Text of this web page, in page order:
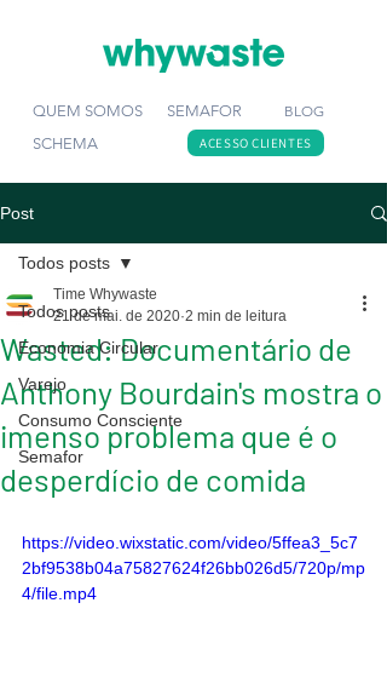
QUEM SOMOS SEMAFOR
BLOG
SCHEMA
ACESSO CLIENTES
Post
Todos posts
Economia Circular
Varejo
Consumo Consciente
Semafor
Todos posts
Wasted: Documentário de
Anthony Bourdain's mostra o
imenso problema que é o
desperdício de comida
Time Whywaste
21 de mai. de 2020 2 min de leitura
https://video.wixstatic.com/video/5ffea3_5c7
2bf9538b04a75827624f26bb026d5/720p/mp
4/file.mp4